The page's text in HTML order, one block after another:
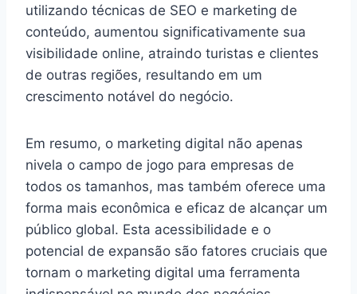
utilizando técnicas de SEO e marketing de
conteúdo, aumentou significativamente sua
visibilidade online, atraindo turistas e clientes
de outras regiões, resultando em um
crescimento notável do negócio.
Em resumo, o marketing digital não apenas
nivela o campo de jogo para empresas de
todos os tamanhos, mas também oferece uma
forma mais econômica e eficaz de alcançar um
público global. Esta acessibilidade e o
potencial de expansão são fatores cruciais que
tornam o marketing digital uma ferramenta